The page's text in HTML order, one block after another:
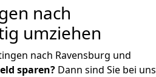
nach
umziehen
nach Ravensburg und
sparen? Dann sind Sie bei uns